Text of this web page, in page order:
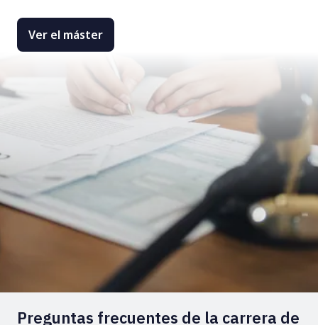
Ver el máster
Preguntas frecuentes de la carrera de